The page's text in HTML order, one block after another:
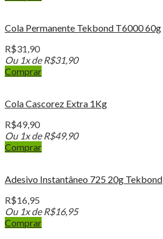
Cola Permanente Tekbond T6000 60g
R$31,90
Ou 1x de R$31,90
Comprar
Cola Cascorez Extra 1Kg
R$49,90
Ou 1x de R$49,90
Comprar
Adesivo Instantâneo 725 20g Tekbond
R$16,95
Ou 1x de R$16,95
Comprar